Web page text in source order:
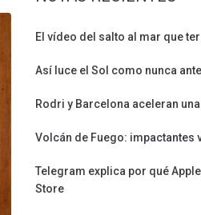
El vídeo del salto al mar que
Así luce el Sol como nunca
Rodri y Barcelona aceleran
Volcán de Fuego: impactantes
Telegram explica por qué
Store